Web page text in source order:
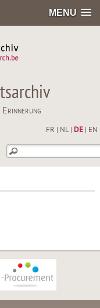
MENU
FR NL| DE| EN